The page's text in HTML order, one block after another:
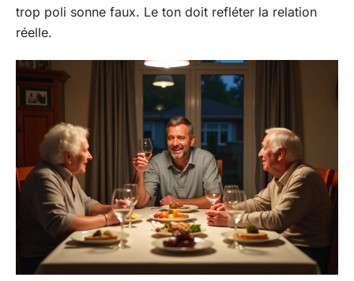
trop poli sonne faux. Le ton doit refléter la relation
réelle.